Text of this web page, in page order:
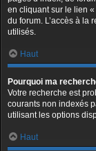
en cliquant sur le lien
du forum. L’accès à la
utilisés.
Haut
Pourquoi ma
Votre recherche est
courants non indexés
utilisant les options
Haut